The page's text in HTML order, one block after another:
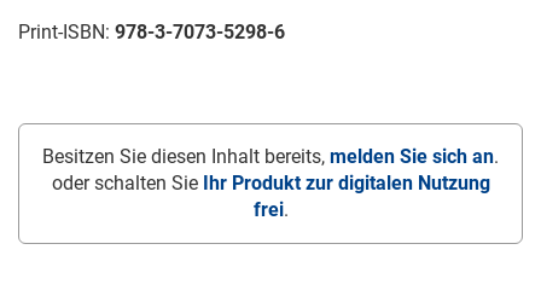
Print-ISBN: 978-3-7073-5298-6
Besitzen Sie diesen Inhalt bereits, melden Sie sich an.
oder schalten Sie
Ihr Produkt zur digitalen Nutzung
frei.